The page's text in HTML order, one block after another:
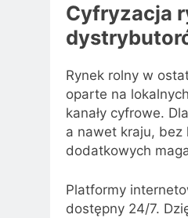
Cyfryzacja
Rynek rolny w
oparte na
kanały cyfrowe.
a nawet kraju, bez
dodatkowych
Platformy
dostępny 24/7.